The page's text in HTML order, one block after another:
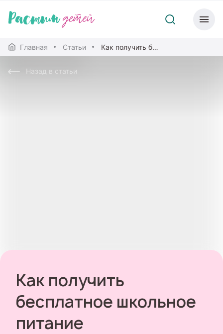
Главная Статьи Как получить бесплатное школьное питание
Назад в статьи
Как получить
бесплатное школьное
питание